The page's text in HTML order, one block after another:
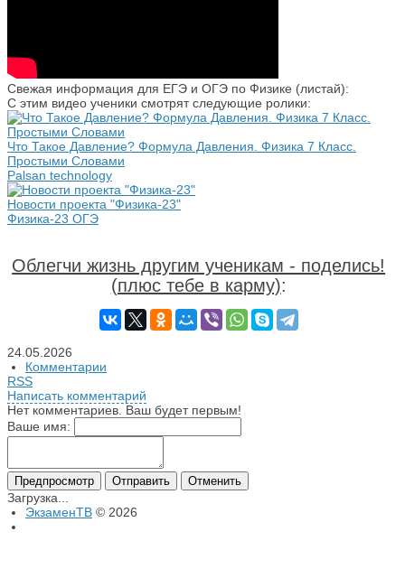
Свежая информация для ЕГЭ и ОГЭ по Физике (листай):
С этим видео ученики смотрят следующие ролики:
Что Такое Давление? Формула Давления. Физика 7 Класс.
Простыми Словами
Palsan technology
Новости проекта "Физика-23"
Физика-23 ОГЭ
Облегчи жизнь другим ученикам - поделись!
(плюс тебе в карму):
24.05.2026
Комментарии
RSS
Написать комментарий
Нет комментариев. Ваш будет первым!
Ваше имя:
Загрузка...
ЭкзаменТВ © 2026